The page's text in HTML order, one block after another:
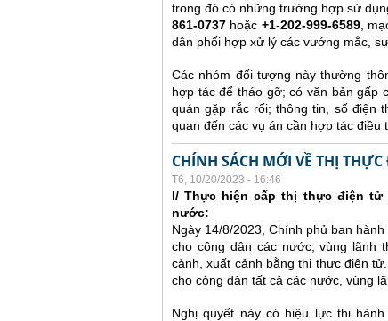
trong đó có những trường hợp sử
861-0737 hoặc +1-202-999-6589,
dân phối hợp xử lý các vướng mắc,
Các nhóm đối tượng này thường
hợp tác để tháo gỡ; có văn bản
quán gặp rắc rối; thông tin, số điện
quan đến các vụ án cần hợp tác điều
CHÍNH SÁCH MỚI VỀ THỊ
T6, 10/20/2023 - 16:46
I/ Thực hiện cấp thị thực điện tử
nước:
Ngày 14/8/2023, Chính phủ ban
cho công dân các nước, vùng lãnh
cảnh, xuất cảnh bằng thị thực điện
cho công dân tất cả các nước, vùng
Nghị quyết này có hiệu lực thi